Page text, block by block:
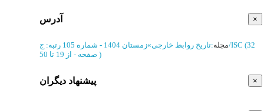
× آدرس
مجله:تاریخ روابط خارجی»زمستان 1404 - شماره 105 رتبه: ج/ISC (‎32
صفحه - )
× پیشنهاد دیگران